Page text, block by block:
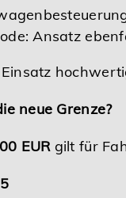
Ansatz
neue Grenze?
EURgilt für